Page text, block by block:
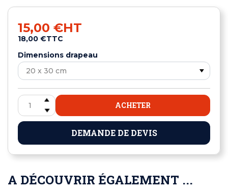
15,00 €HT
18,00 €TTC
Dimensions drapeau
ACHETER
DEMANDE DE DEVIS
A DÉCOUVRIR ÉGALEMENT ...